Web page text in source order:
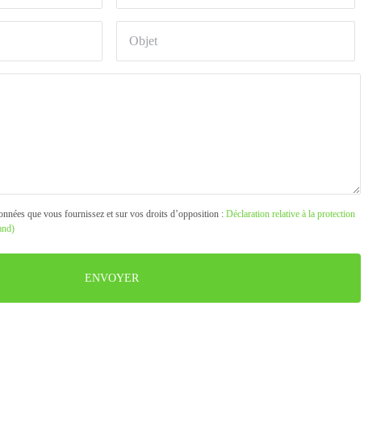
que vous fournissez et sur vos droits d’opposition : Déclaration relative à la protection